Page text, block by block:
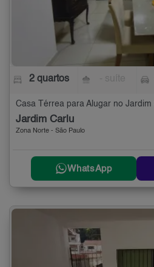
2 quartos
Jardim Carlu
Zona Norte - São Paulo
WhatsApp